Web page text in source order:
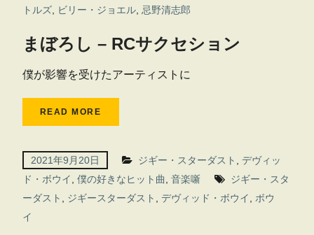
トルズ, ビリー・ジョエル, 忌野清志郎
まぼろし – RCサクセション
僕が影響を受けたアーティストに
READ MORE
2021年9月20日 ジギー・スターダスト
デヴィッ
ド・ボウイ
僕の好きなヒット曲 音楽噺
ジギー・スタ
ーダスト
ジギースターダスト デヴィッド・ボウイ
ボウ
イ